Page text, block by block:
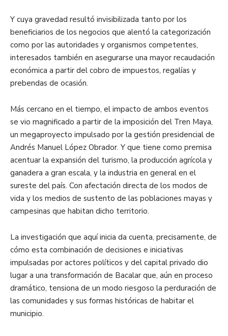
Y cuya gravedad resultó invisibilizada tanto por los
beneficiarios de los negocios que alentó la categorización
como por las autoridades y organismos competentes,
interesados también en asegurarse una mayor recaudación
económica a partir del cobro de impuestos, regalías y
prebendas de ocasión.
Más cercano en el tiempo, el impacto de ambos eventos
se vio magnificado a partir de la imposición del Tren Maya,
un megaproyecto impulsado por la gestión presidencial de
Andrés Manuel López Obrador. Y que tiene como premisa
acentuar la expansión del turismo, la producción agrícola y
ganadera a gran escala, y la industria en general en el
sureste del país. Con afectación directa de los modos de
vida y los medios de sustento de las poblaciones mayas y
campesinas que habitan dicho territorio.
La investigación que aquí inicia da cuenta, precisamente, de
cómo esta combinación de decisiones e iniciativas
impulsadas por actores políticos y del capital privado dio
lugar a una transformación de Bacalar que, aún en proceso
dramático, tensiona de un modo riesgoso la perduración de
las comunidades y sus formas históricas de habitar el
municipio.